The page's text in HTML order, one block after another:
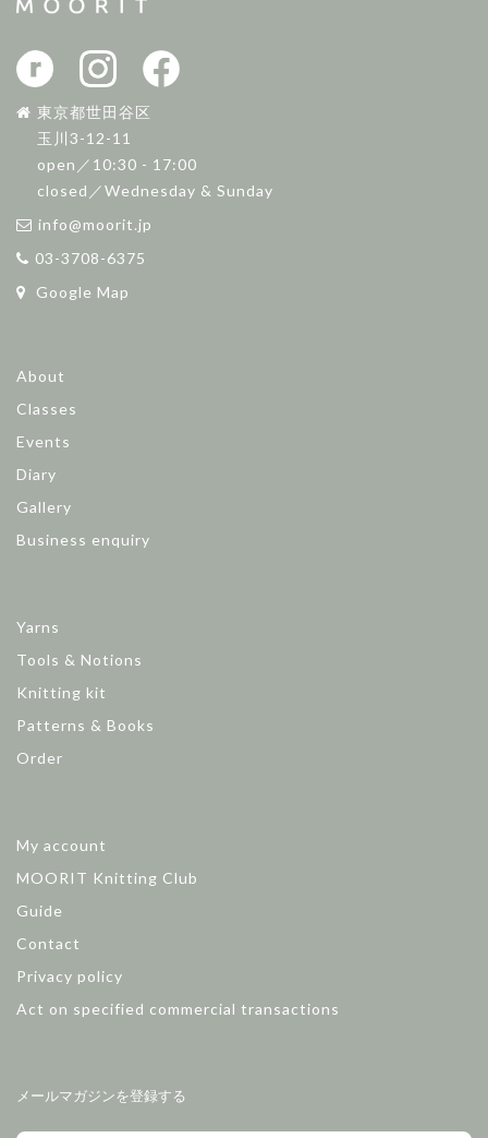
東京都世田谷区
玉川3-12-11
open／10:30 - 17:00
closed／Wednesday & Sunday
info@moorit.jp
03-3708-6375
Google Map
About
Classes
Events
Diary
Gallery
Business enquiry
Yarns
Tools & Notions
Knitting kit
Patterns & Books
Order
My account
MOORIT Knitting Club
Guide
Contact
Privacy policy
Act on specified commercial transactions
メールマガジンを登録する